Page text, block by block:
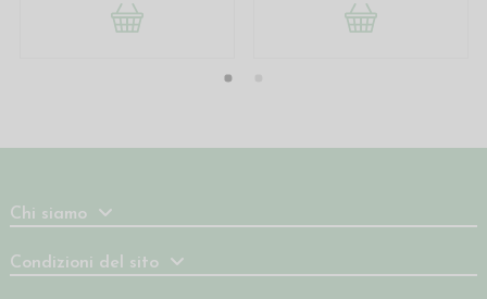
Chi siamo
Condizioni del sito